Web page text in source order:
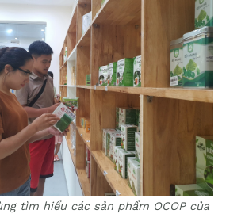
tìm hiểu các sản phẩm OCOP của